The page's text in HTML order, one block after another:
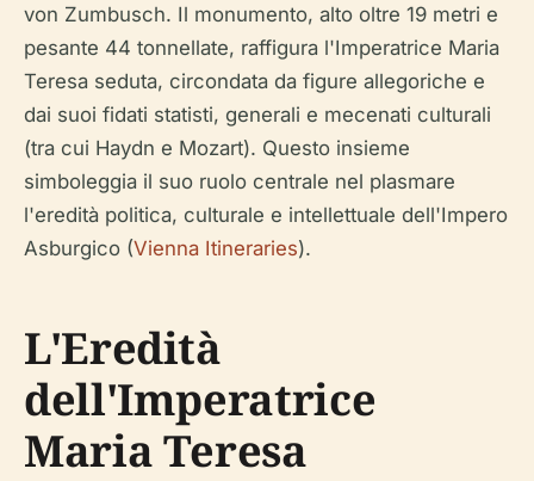
von Zumbusch. Il monumento, alto oltre 19 metri e
pesante 44 tonnellate, raffigura l'Imperatrice Maria
Teresa seduta, circondata da figure allegoriche e
dai suoi fidati statisti, generali e mecenati culturali
(tra cui Haydn e Mozart). Questo insieme
simboleggia il suo ruolo centrale nel plasmare
l'eredità politica, culturale e intellettuale dell'Impero
Asburgico (Vienna Itineraries).
L'Eredità
dell'Imperatrice
Maria Teresa